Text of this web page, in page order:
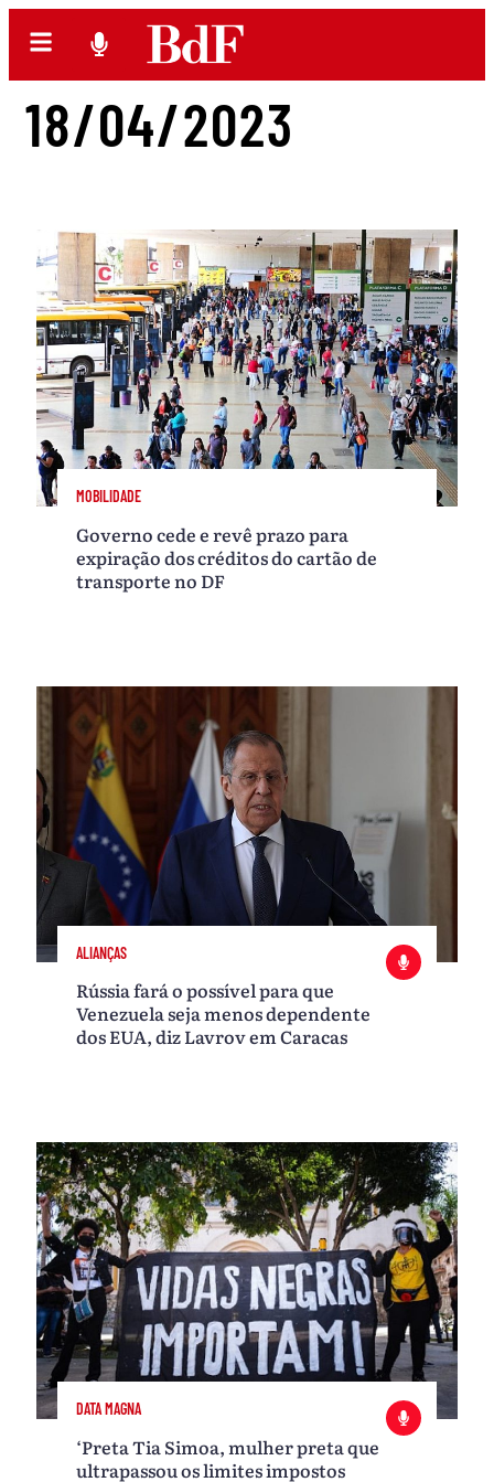
18/04/2023
MOBILIDADE
Governo cede e revê prazo para
expiração dos créditos do cartão de
transporte no DF
ALIANÇAS
Rússia fará o possível para que
Venezuela seja menos dependente
dos EUA, diz Lavrov em Caracas
DATA MAGNA
‘Preta Tia Simoa, mulher preta que
ultrapassou os limites impostos